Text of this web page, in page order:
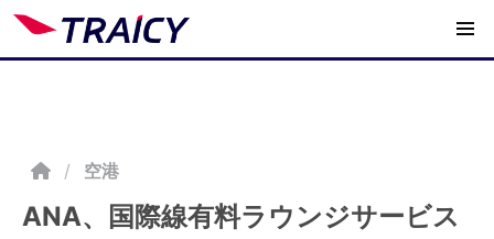
/ 空港
ANA、国際線有料ラウンジサービス